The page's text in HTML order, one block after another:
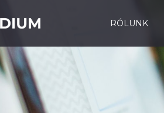
RÓLUNK